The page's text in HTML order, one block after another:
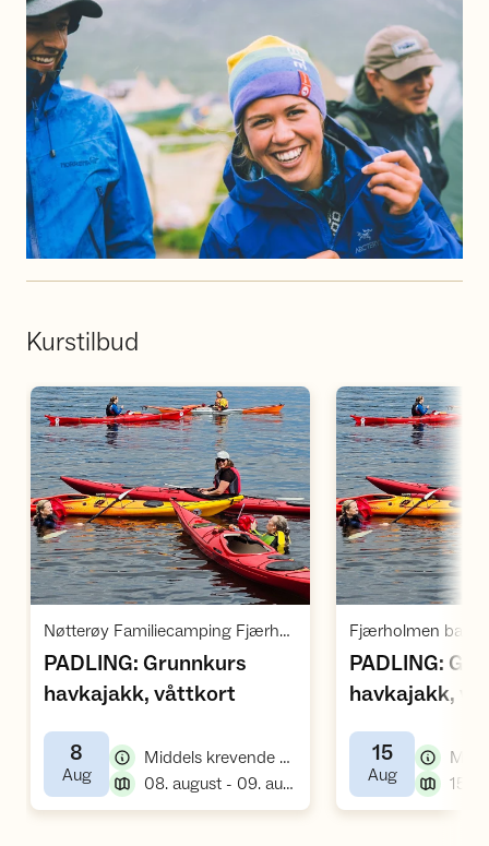
Kurstilbud
Åpne aktivitet
Nøtterøy Familiecamping Fjærholmen / Fjærholmveien 170 / Husøysund
PADLING: Grunnkurs
havkajakk, våttkort
8
Aug,
Middels krevende kurs, padlekurs
,
08. august - 09. august
PADLING:
havkajakk,
15
Aug,